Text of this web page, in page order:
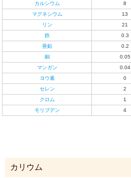
カルシウム
8
マグネシウム
13
リン
21
鉄
0.3
亜鉛
0.2
銅
0.05
マンガン
0.04
ヨウ素
0
セレン
2
クロム
1
モリブデン
4
カリウム